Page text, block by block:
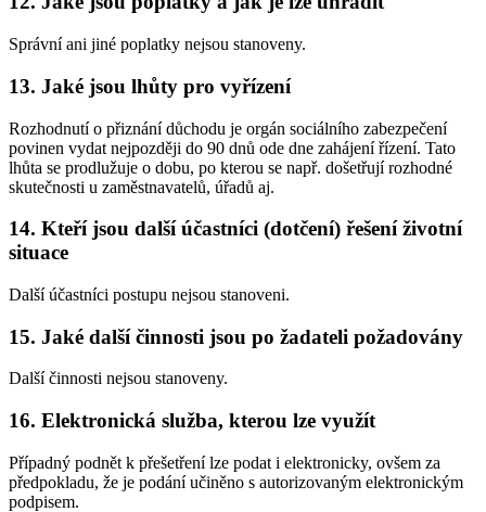
Správní ani jiné poplatky nejsou stanoveny.
13. Jaké jsou lhůty pro vyřízení
Rozhodnutí o přiznání důchodu je orgán sociálního zabezpečení
povinen vydat nejpozději do 90 dnů ode dne zahájení řízení. Tato
lhůta se prodlužuje o dobu, po kterou se např. došetřují rozhodné
skutečnosti u zaměstnavatelů, úřadů aj.
14. Kteří jsou další účastníci (dotčení) řešení životní
situace
Další účastníci postupu nejsou stanoveni.
15. Jaké další činnosti jsou po žadateli požadovány
Další činnosti nejsou stanoveny.
16. Elektronická služba, kterou lze využít
Případný podnět k přešetření lze podat i elektronicky, ovšem za
předpokladu, že je podání učiněno s autorizovaným elektronickým
podpisem.